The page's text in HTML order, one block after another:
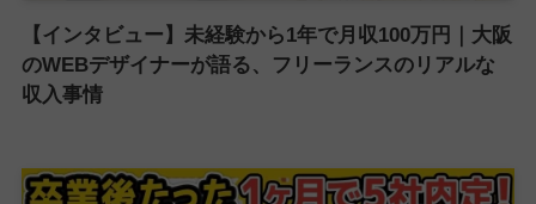
【インタビュー】未経験から1年で月収100万円｜大阪
のWEBデザイナーが語る、フリーランスのリアルな
収入事情